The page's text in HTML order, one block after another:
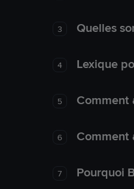
3 Quelles
4 Lexique
5 Comment
6 Comment
7 Pourquoi